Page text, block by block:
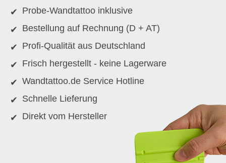
Probe-Wandtattoo inklusive
Bestellung auf Rechnung (D + AT)
Profi-Qualität aus Deutschland
Frisch hergestellt - keine Lagerware
Wandtattoo.de Service Hotline
Schnelle Lieferung
Direkt vom Hersteller